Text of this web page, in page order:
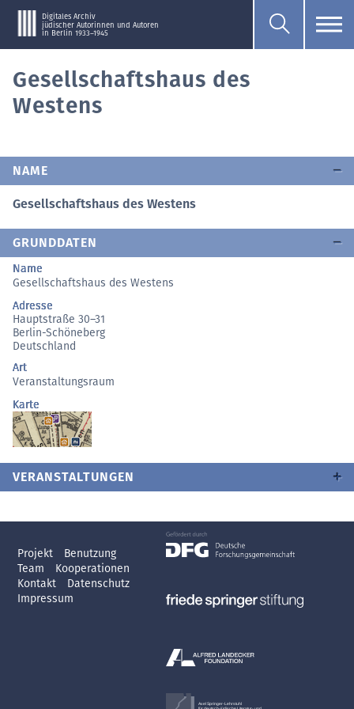
Digitales Archiv
jüdischer Autorinnen und Autoren
in Berlin 1933–1945
Gesellschaftshaus des
Westens
NAME
Gesellschaftshaus des Westens
GRUNDDATEN
Name
Gesellschaftshaus des Westens
Adresse
Hauptstraße 30–31
Berlin-Schöneberg
Deutschland
Art
Veranstaltungsraum
Karte
VERANSTALTUNGEN
Projekt
Benutzung
Team
Kooperationen
Kontakt
Datenschutz
Impressum
Axel Springer-Lehrstuhl